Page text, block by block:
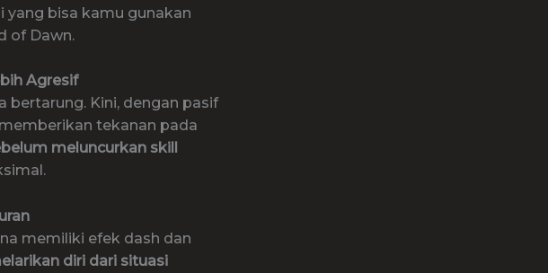
yang bisa kamu gunakan
of Dawn.
Agresif
bertarung. Kini, dengan pasif
tekanan pada
meluncurkan skill
memiliki efek dash dan
diri dari situasi